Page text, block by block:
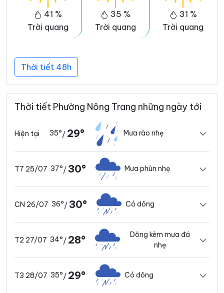
41 %
Trời quang
35 %
Trời quang
31 %
Trời quang
Thời tiết 48h
Thời tiết Phường Nông Trang những ngày tới
Hiện tại 35°/ 29° Mưa rào nhẹ
T7 25/07 37°/30° Mưa phùn nhẹ
CN 26/07 36°/30° Có dông
T2 27/07 34°/ 28°
Dông kèm mưa đá
nhẹ
T3 28/07 35°/ 29° Có dông